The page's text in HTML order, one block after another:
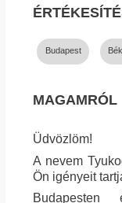
Budapest
MAGAMRÓL
Üdvözlöm!
A nevem
Ön igényeit